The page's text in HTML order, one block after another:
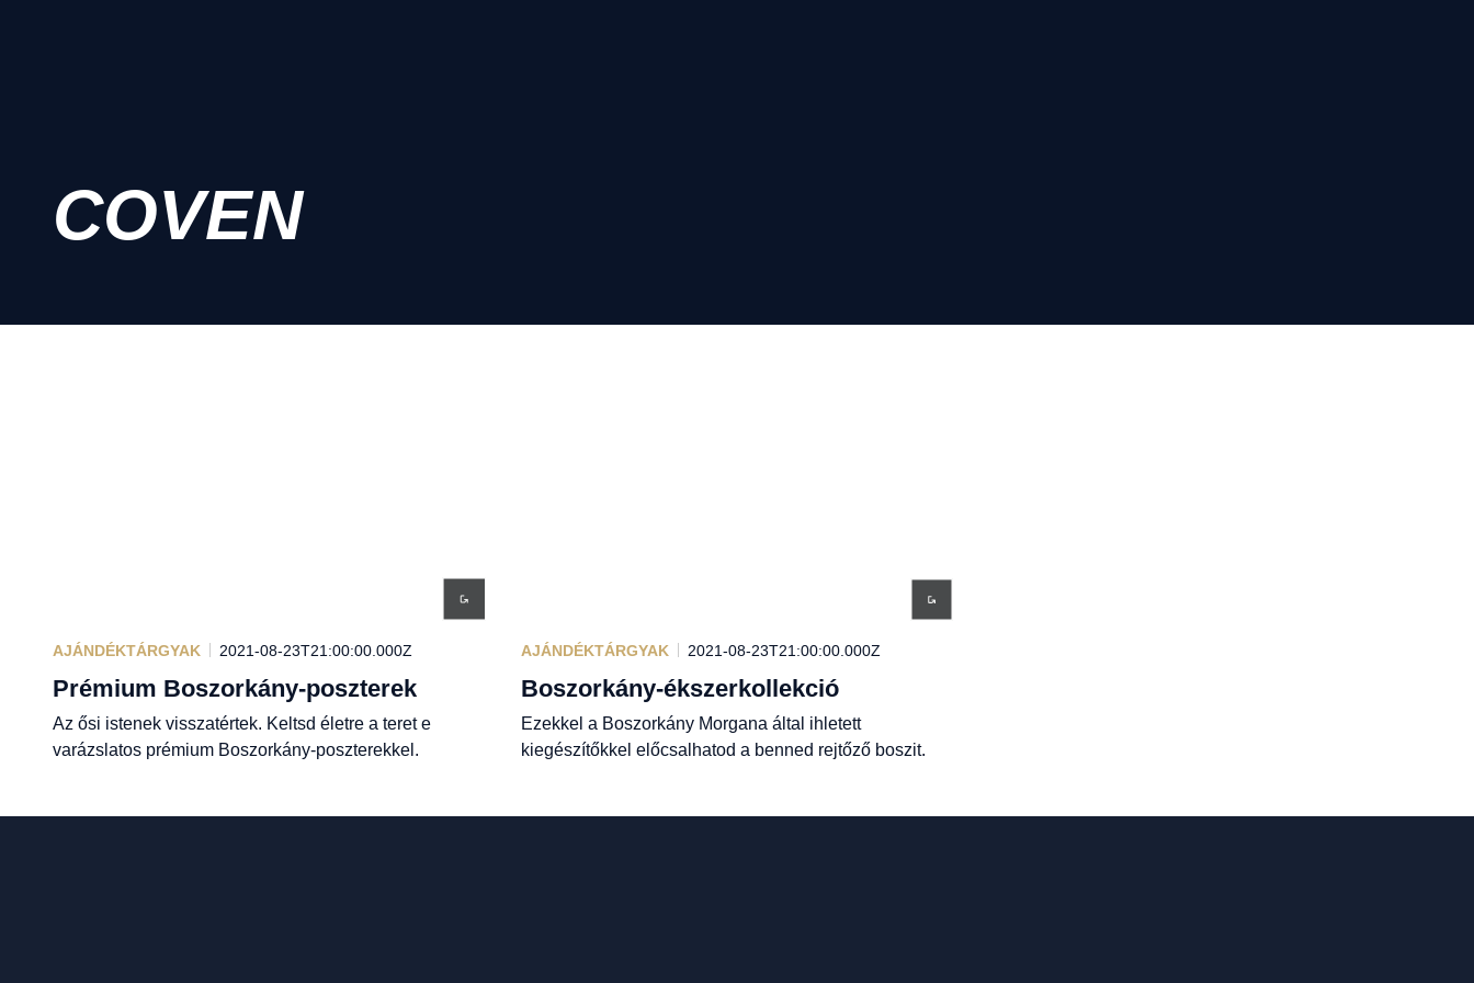
COVEN
AJÁNDÉKTÁRGYAK 2021-08-23T21:00:00.000Z
Prémium Boszorkány-poszterek
Az ősi istenek visszatértek. Keltsd életre a teret e
varázslatos prémium Boszorkány-poszterekkel.
AJÁNDÉKTÁRGYAK 2021-08-23T21:00:00.000Z
Boszorkány-ékszerkollekció
Ezekkel a Boszorkány Morgana által ihletett
kiegészítőkkel előcsalhatod a benned rejtőző boszit.